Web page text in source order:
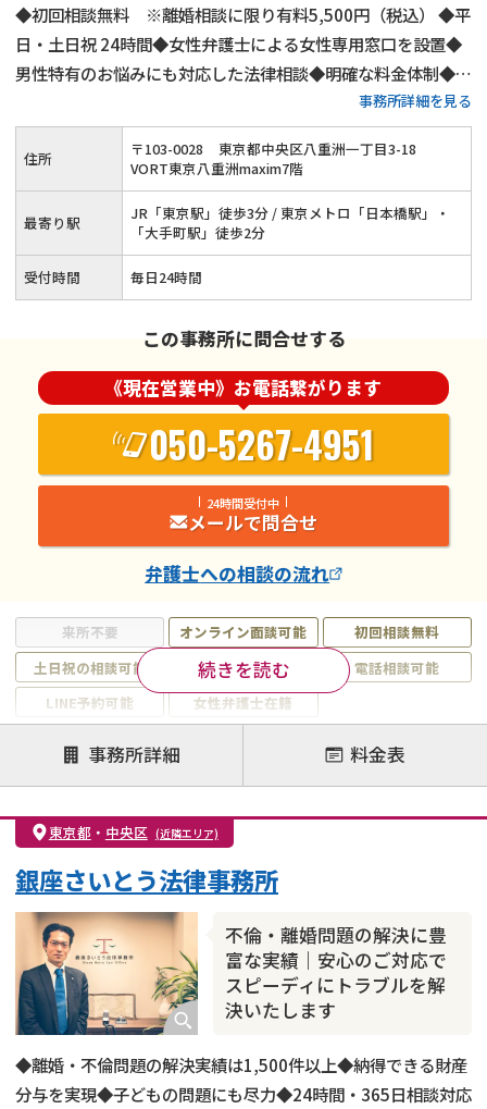
◆初回相談無料 ※離婚相談に限り有料5,500円（税込） ◆平
日・土日祝 24時間◆女性弁護士による女性専用窓口を設置◆
男性特有のお悩みにも対応した法律相談◆明確な料金体制◆不
倫慰謝料請求の相談件数は年間1,000件以上◆離婚・男女問題
にまつわる全ての問題に対応します！東京で離婚・不倫慰謝料
のお悩みはネクスパート法律事務所へ
事務所詳細を見る
来所不要 オンライン面談可能
初回相談無料
土日祝の相談可能
19時以降電話可能
電話相談可能
LINE予約可能
女性弁護士在籍
注力案件
離婚前相談
離婚調停
離婚裁判
親権・面会交流権
DV
モラハラ
不貞・不倫慰謝料請求
国際離婚
財産分与
内縁の夫婦
続きを読む
住所 〒103-0028
東京都中央区八重洲一丁目3-18
VORT東京八重洲maxim7階
最寄り駅
JR「東京駅」徒歩3分 / 東京メトロ「日本橋駅」・
「大手町駅」徒歩2分
受付時間 毎日24時間
この事務所に問合せする
《現在営業中》お電話繋がります
050-5267-4951
24時間受付中
メールで問合せ
弁護士への相談の流れ
事務所詳細 料金表
東京都 ・ 中央区 (近隣エリア)
不倫・離婚問題の解決に豊
富な実績｜安心のご対応で
スピーディにトラブルを解
決いたします
銀座さいとう法律事務所
◆離婚・不倫問題の解決実績は1,500件以上◆納得できる財産
分与を実現◆子どもの問題にも尽力◆24時間・365日相談対応